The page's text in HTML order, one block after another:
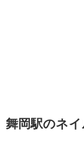
舞岡駅のネ